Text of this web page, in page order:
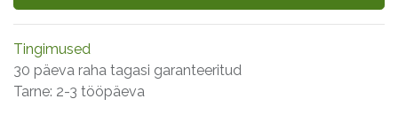
Tingimused
30 päeva raha tagasi garanteeritud
Tarne: 2-3 tööpäeva